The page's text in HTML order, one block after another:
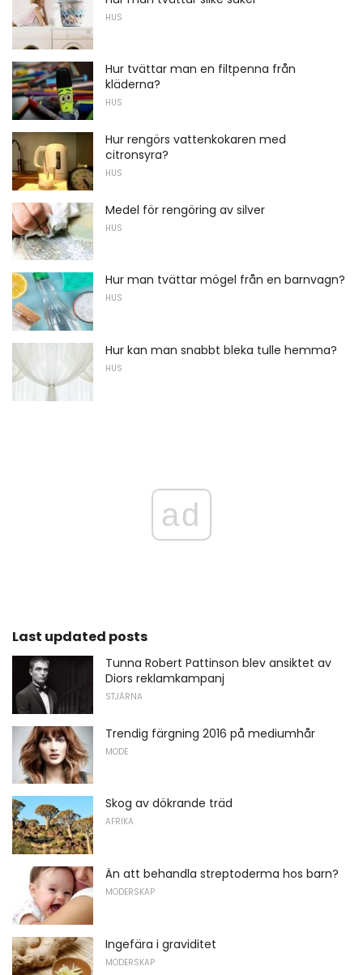
HUS
Hur tvättar man en filtpenna från
kläderna?
HUS
Hur rengörs vattenkokaren med
citronsyra?
HUS
Medel för rengöring av silver
HUS
Hur man tvättar mögel från en barnvagn?
HUS
Hur kan man snabbt bleka tulle hemma?
HUS
ad
Last updated posts
Tunna Robert Pattinson blev ansiktet av
Diors reklamkampanj
STJÄRNA
Trendig färgning 2016 på mediumhår
MODE
Skog av dökrande träd
AFRIKA
Än att behandla streptoderma hos barn?
MODERSKAP
Ingefära i graviditet
MODERSKAP